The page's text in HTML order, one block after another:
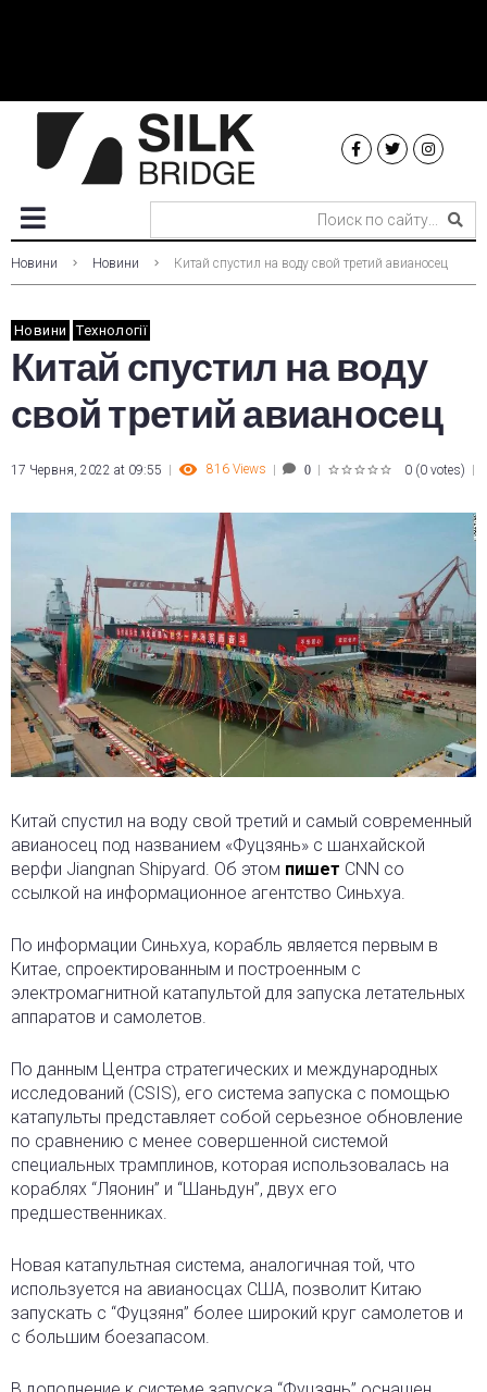
Новини Новини Китай спустил на воду свой третий авианосец
Новини Технології
Китай спустил на воду
свой третий авианосец
17 Червня, 2022 at 09:55 816 Views 0 0 (0 votes)
Китай спустил на воду свой третий и самый современный
авианосец под названием «Фуцзянь» с шанхайской
верфи Jiangnan Shipyard. Об этом пишет CNN со
ссылкой на информационное агентство Синьхуа.
По информации Синьхуа, корабль является первым в
Китае, спроектированным и построенным с
электромагнитной катапультой для запуска летательных
аппаратов и самолетов.
По данным Центра стратегических и международных
исследований (CSIS), его система запуска с помощью
катапульты представляет собой серьезное обновление
по сравнению с менее совершенной системой
специальных трамплинов, которая использовалась на
кораблях “Ляонин” и “Шаньдун”, двух его
предшественниках.
Новая катапультная система, аналогичная той, что
используется на авианосцах США, позволит Китаю
запускать с “Фуцзяня” более широкий круг самолетов и
с большим боезапасом.